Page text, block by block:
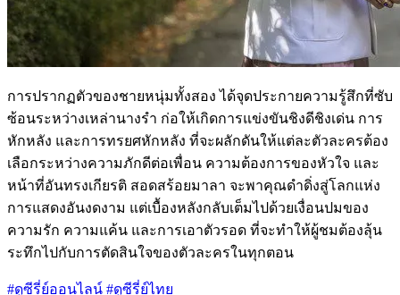
การปรากฏตัวของชายหนุ่มทั้งสอง ได้จุดประกายความรู้สึกที่ซับ
ซ้อนระหว่างเหล่านางรำ ก่อให้เกิดการแข่งขันชิงดีชิงเด่น การ
หักหลัง และการทรยศหักหลัง ที่จะผลักดันให้แต่ละตัวละครต้อง
เลือกระหว่างความภักดีต่อเพื่อน ความต้องการของหัวใจ และ
หน้าที่อันทรงเกียรติ สอดสร้อยมาลา จะพาคุณดำดิ่งสู่โลกแห่ง
การแสดงอันงดงาม แต่เบื้องหลังกลับเต็มไปด้วยเงื่อนปมของ
ความรัก ความแค้น และการเอาตัวรอด ที่จะทำให้ผู้ชมต้องลุ้น
ระทึกไปกับการตัดสินใจของตัวละครในทุกตอน
#ดูซีรี่ย์ออนไลน์ #ดูซีรี่ย์ไทย